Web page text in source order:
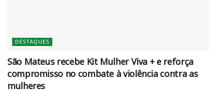
DESTAQUES
São Mateus recebe Kit Mulher Viva + e reforça
compromisso no combate à violência contra as
mulheres